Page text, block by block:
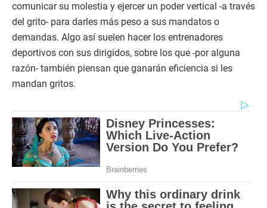
comunicar su molestia y ejercer un poder vertical -a través
del grito- para darles más peso a sus mandatos o
demandas. Algo así suelen hacer los entrenadores
deportivos con sus dirigidos, sobre los que -por alguna
razón- también piensan que ganarán eficiencia si les
mandan gritos.